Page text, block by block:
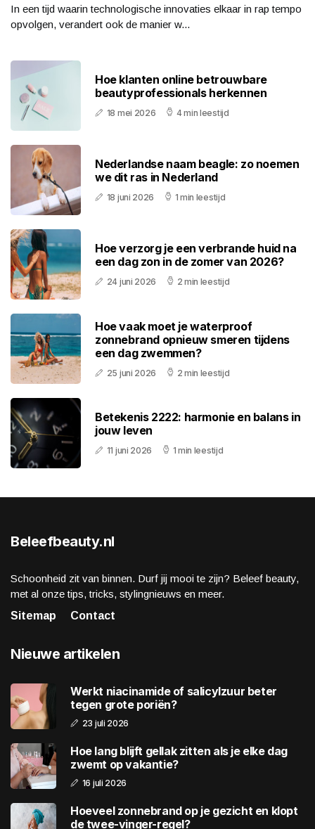
In een tijd waarin technologische innovaties elkaar in rap tempo
opvolgen, verandert ook de manier w...
Hoe klanten online betrouwbare
beautyprofessionals herkennen
18 mei 2026 4 min leestijd
Nederlandse naam beagle: zo noemen
we dit ras in Nederland
18 juni 2026 1 min leestijd
Hoe verzorg je een verbrande huid na
een dag zon in de zomer van 2026?
24 juni 2026 2 min leestijd
Hoe vaak moet je waterproof
zonnebrand opnieuw smeren tijdens
een dag zwemmen?
25 juni 2026 2 min leestijd
Betekenis 2222: harmonie en balans in
jouw leven
11 juni 2026 1 min leestijd
Beleefbeauty.nl
Schoonheid zit van binnen. Durf jij mooi te zijn? Beleef beauty,
met al onze tips, tricks, stylingnieuws en meer.
Sitemap
Contact
Nieuwe artikelen
Werkt niacinamide of salicylzuur beter
tegen grote poriën?
23 juli 2026
Hoe lang blijft gellak zitten als je elke dag
zwemt op vakantie?
16 juli 2026
Hoeveel zonnebrand op je gezicht en klopt
de twee-vinger-regel?